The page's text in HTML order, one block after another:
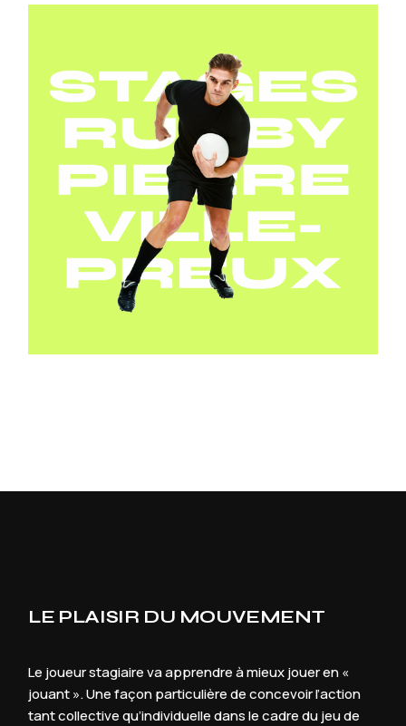
LE PLAISIR DU MOUVEMENT
Le joueur stagiaire va apprendre à mieux jouer en «
jouant ». Une façon particulière de concevoir l’action
tant collective qu’individuelle dans le cadre du jeu de